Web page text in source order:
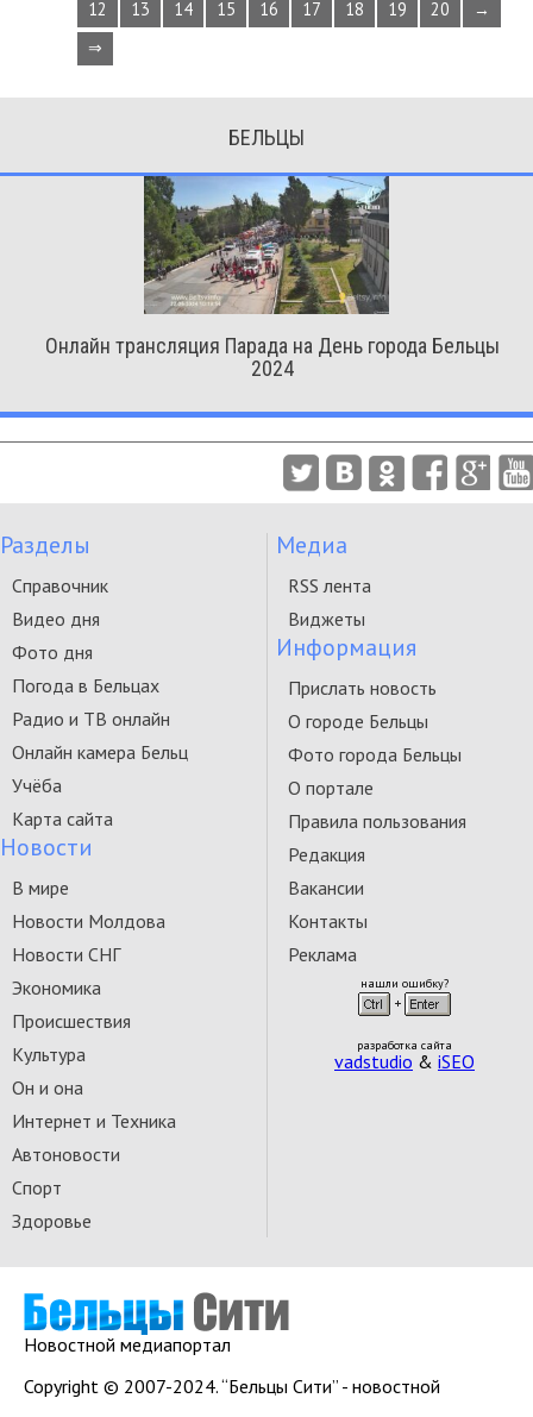
12
13 14 15 16 17 18 19 20
→
⇒
БЕЛЬЦЫ
Онлайн трансляция Парада на День города Бельцы
2024
Разделы
Справочник
Видео дня
Фото дня
Погода в Бельцах
Радио и ТВ онлайн
Онлайн камера Бельц
Учёба
Карта сайта
Новости
В мире
Новости Молдова
Новости СНГ
Экономика
Происшествия
Культура
Он и она
Интернет и Техника
Автоновости
Спорт
Здоровье
Медиа
RSS лента
Виджеты
Информация
Прислать новость
О городе Бельцы
Фото города Бельцы
О портале
Правила пользования
Редакция
Вакансии
Контакты
Реклама
нашли ошибку?
разработка сайта
vadstudio & iSEO
Новостной медиапортал
Copyright © 2007-2024. “Бельцы Сити” - новостной